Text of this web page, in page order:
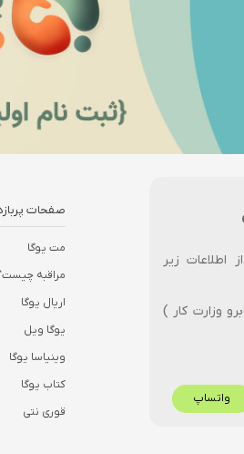
اطلاعات زیر
وزارت کار )
واتساپ
صفحات
مت یوگا
مراقبه
اریال یوگا
یوگا ویل
وینیاسا یوگا
کتاب یوگا
قوری نتی